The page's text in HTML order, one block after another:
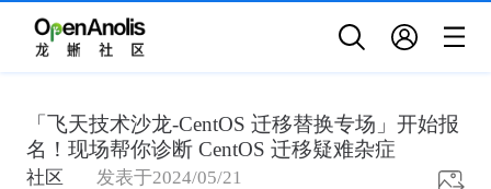
「飞天技术沙龙-CentOS 迁移替换专场」开始报
名！现场帮你诊断 CentOS 迁移疑难杂症
社区 发表于2024/05/21